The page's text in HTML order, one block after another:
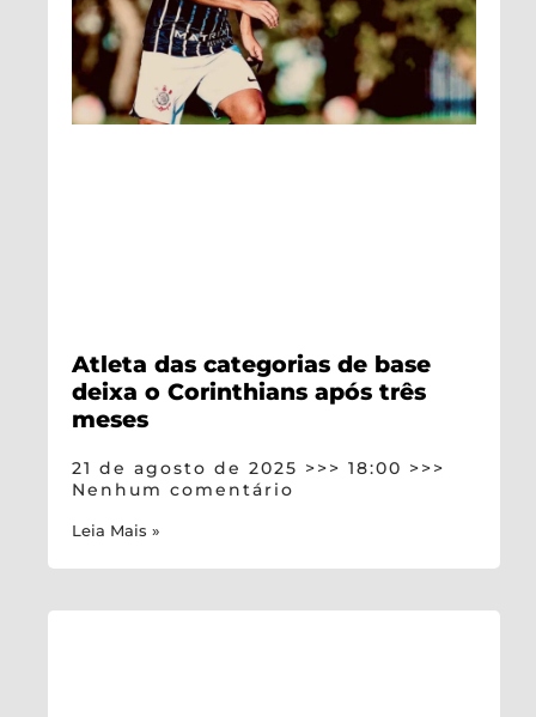
Atleta das categorias de base
deixa o Corinthians após três
meses
21 de agosto de 2025
18:00
Nenhum comentário
Leia Mais »